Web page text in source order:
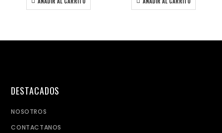
DESTACADOS
NOSOTROS
CONTACTANOS